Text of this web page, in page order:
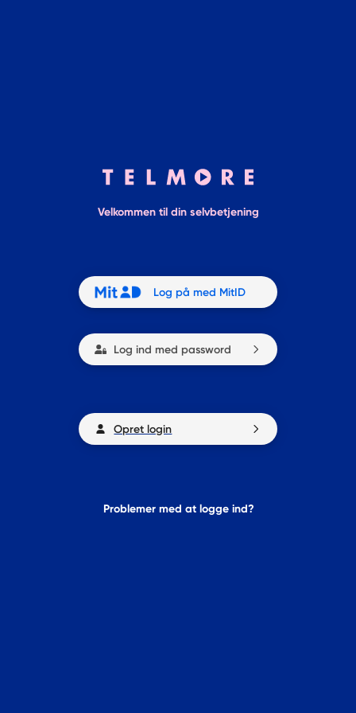
Velkommen til din selvbetjening
Log på med MitID
Log ind med password
Opret login
Problemer med at logge ind?